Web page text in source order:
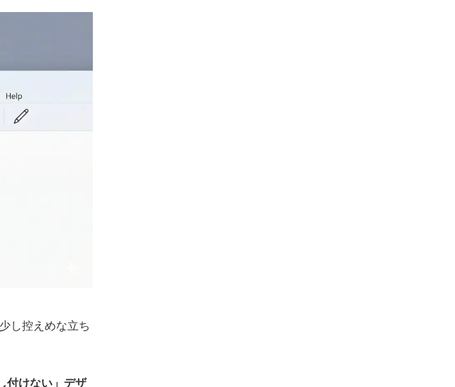
し控えめな立ち
付けない」デザ